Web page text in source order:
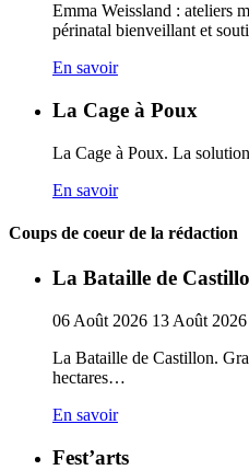
Emma Weissland : ateliers
périnatal bienveillant et
En savoir
La Cage à Poux
La Cage à Poux. La
En savoir
Coups de coeur de la rédaction
La Bataille de
06 Août 2026 13 Août 2026
La Bataille de Castillon.
hectares…
En savoir
Fest’arts